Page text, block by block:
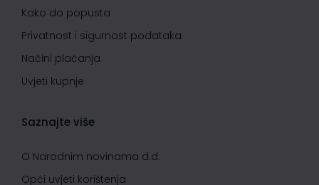
Kako do popusta
Privatnost i sigurnost podataka
Načini plaćanja
Uvjeti kupnje
Saznajte više
O Narodnim novinama d.d.
Opći uvjeti korištenja